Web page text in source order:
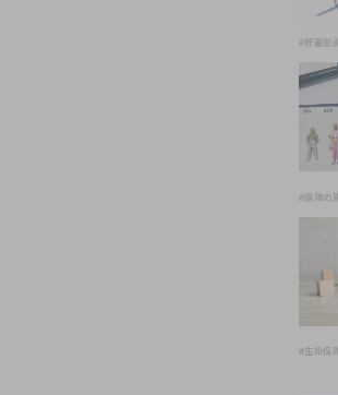
#貯蓄型
#保険の
#生命保